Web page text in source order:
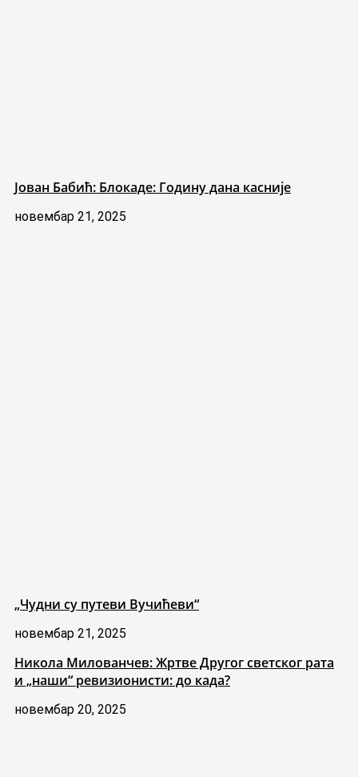
Јован Бабић: Блокаде: Годину дана касније
новембар 21, 2025
„Чудни су путеви Вучићеви“
новембар 21, 2025
Никола Милованчев: Жртве Другог светског рата
и „наши“ ревизионисти: до када?
новембар 20, 2025